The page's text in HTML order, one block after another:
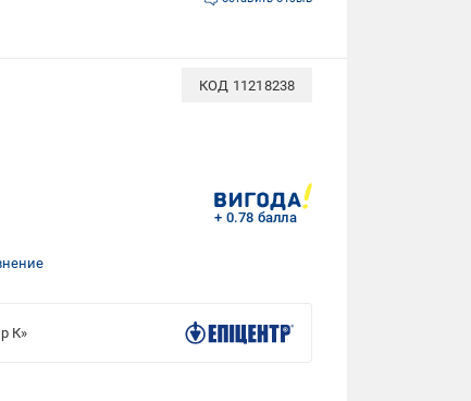
КОД 11218238
+ 0.78 балла
К»